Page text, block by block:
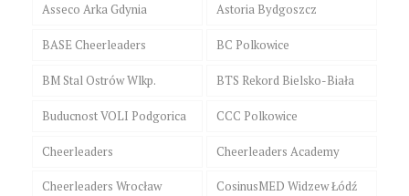
Asseco Arka Gdynia Astoria Bydgoszcz
BASE Cheerleaders BC Polkowice
BM Stal Ostrów Wlkp. BTS Rekord Bielsko-Biała
Buducnost VOLI Podgorica CCC Polkowice
Cheerleaders Cheerleaders Academy
Cheerleaders Wrocław CosinusMED Widzew Łódź